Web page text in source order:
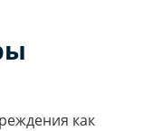
как